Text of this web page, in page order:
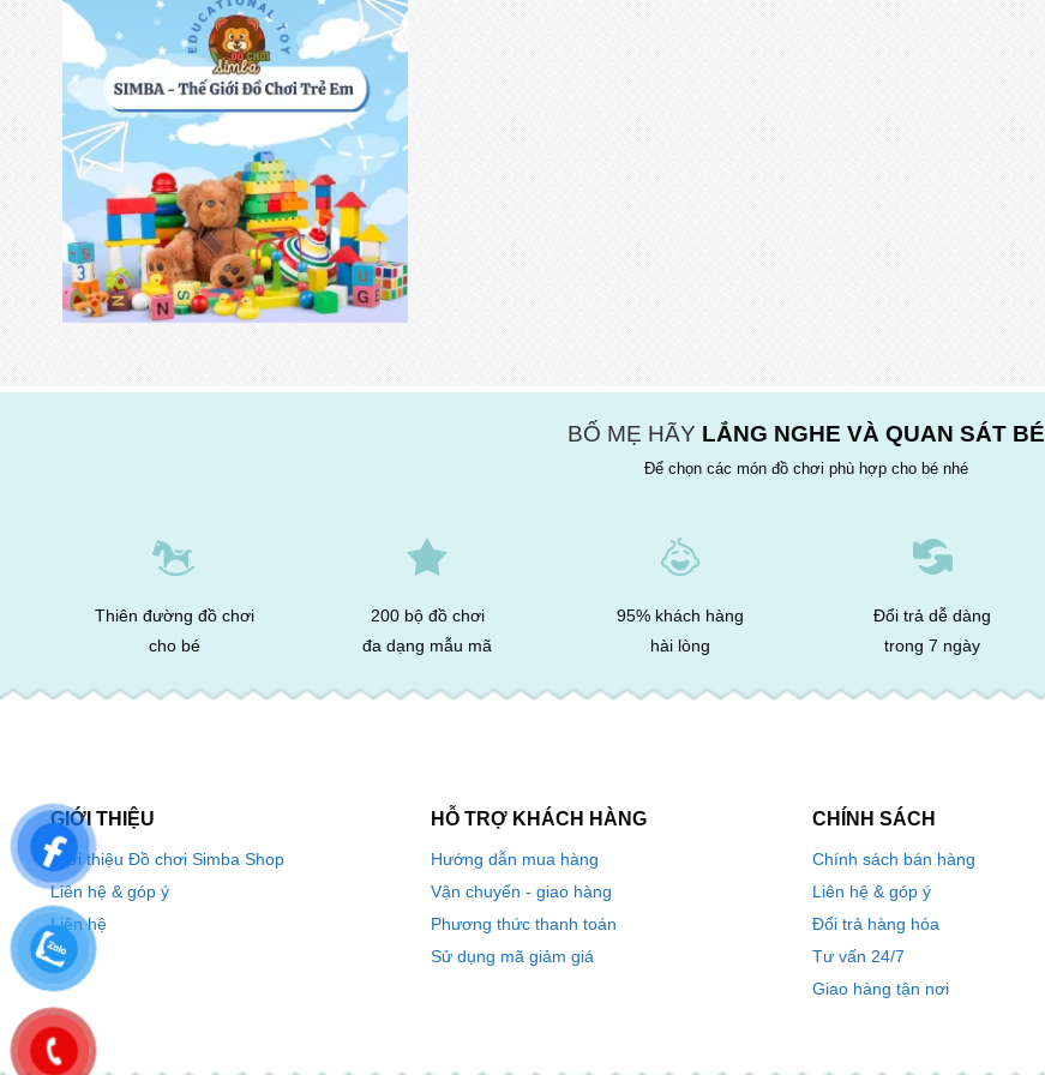
BỐ MẸ HÃY LẮNG NGHE VÀ QUAN SÁT BÉ
Để chọn các món đồ chơi phù hợp cho bé nhé
Thiên đường đồ chơi
cho bé
200 bộ đồ chơi
đa dạng mẫu mã
95% khách hàng
hài lòng
Đổi trả dễ dàng
trong 7 ngày
GIỚI THIỆU
Giới thiệu Đồ chơi Simba Shop
Liên hệ & góp ý
Liên hệ
HỖ TRỢ KHÁCH HÀNG
Hướng dẫn mua hàng
Vận chuyển - giao hàng
Phương thức thanh toán
Sử dụng mã giảm giá
CHÍNH SÁCH
Chính sách bán hàng
Liên hệ & góp ý
Đổi trả hàng hóa
Tư vấn 24/7
Giao hàng tận nơi
0968724886